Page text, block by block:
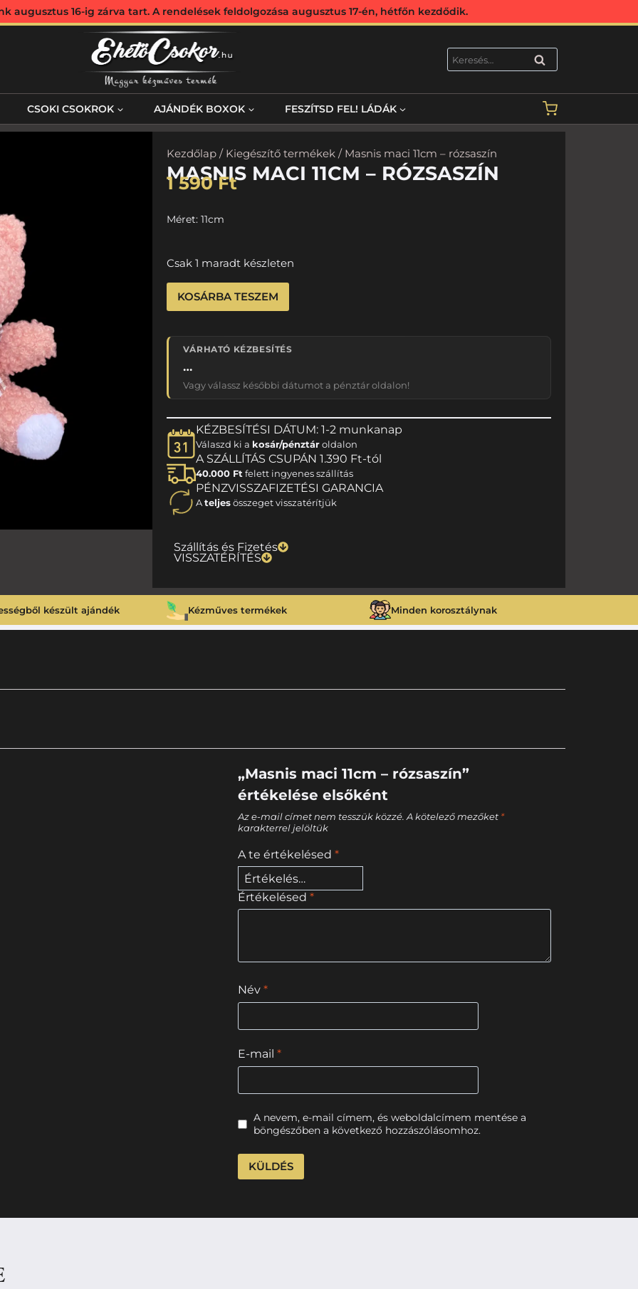
augusztus 16-ig zárva tart. A rendelések feldolgozása augusztus 17-én, hétfőn kezdődik.
KERESÉS
CSOKI CSOKROK AJÁNDÉK BOXOK FESZÍTSD FEL! LÁDÁK
Kezdőlap/ Kiegészítő termékek/ Masnis maci 11cm – rózsaszín
MASNIS MACI 11CM – RÓZSASZÍN
1 590Ft
Méret: 11cm
Csak 1 maradt készleten
KOSÁRBA TESZEM
VÁRHATÓ KÉZBESÍTÉS
…
Vagy válassz későbbi dátumot a pénztár oldalon!
KÉZBESÍTÉSI DÁTUM: 1-2 munkanap
Válaszd ki a kosár/pénztároldalon
A SZÁLLÍTÁS CSUPÁN 1.390 Ft-tól
40.000 Ft felett ingyenes szállítás
PÉNZVISSZAFIZETÉSI GARANCIA
Ateljesösszeget visszatérítjük
Szállítás és Fizetés
VISSZATÉRÍTÉS
készült ajándék Kézműves termékek Minden korosztálynak
„Masnis maci 11cm – rózsaszín”
értékelése elsőként
Az e-mail címet nem tesszük közzé. A kötelező mezőket *
karakterrel jelöltük
A te értékelésed *
Értékelésed *
Név *
E-mail *
A nevem, e-mail címem, és weboldalcímem mentése a
böngészőben a következő hozzászólásomhoz.